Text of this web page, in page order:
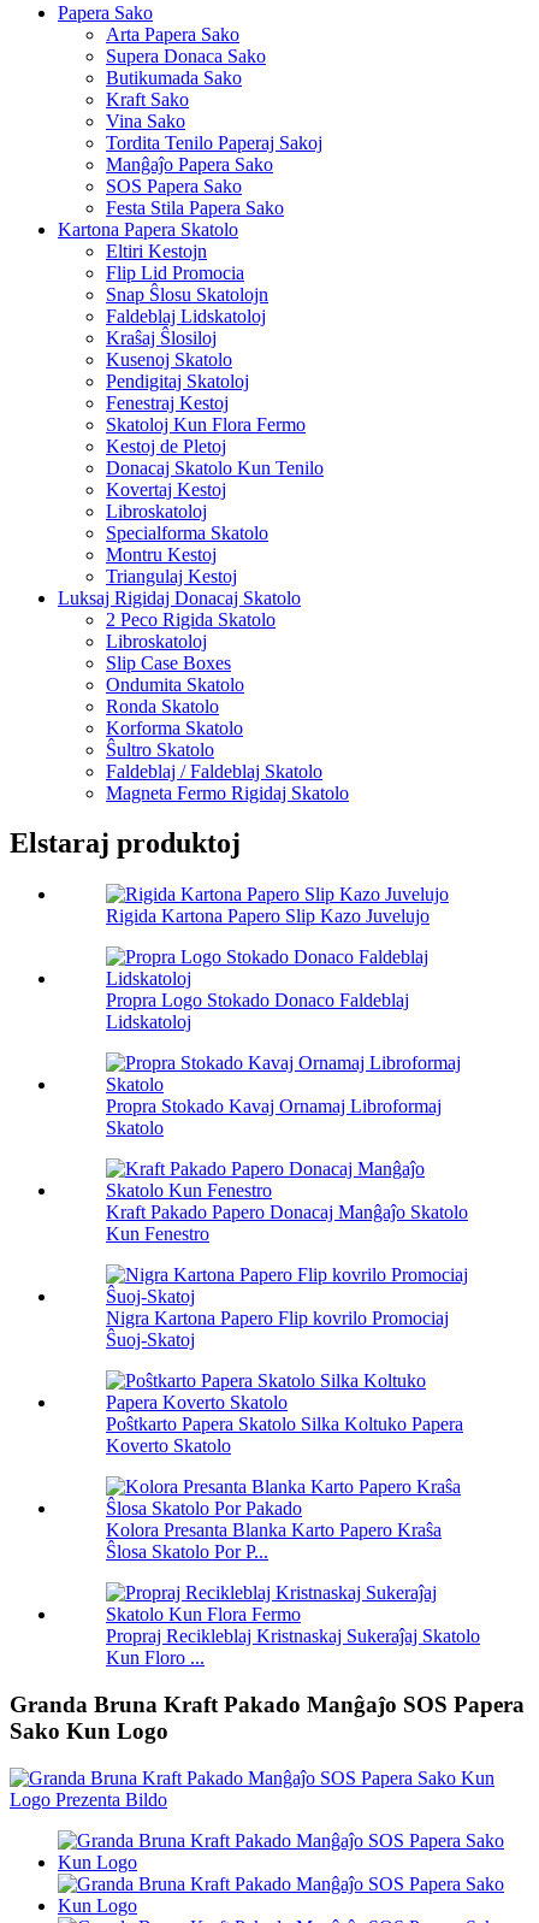
Papera Sako
Arta Papera Sako
Supera Donaca Sako
Butikumada Sako
Kraft Sako
Vina Sako
Tordita Tenilo Paperaj Sakoj
Manĝaĵo Papera Sako
SOS Papera Sako
Festa Stila Papera Sako
Kartona Papera Skatolo
Eltiri Kestojn
Flip Lid Promocia
Snap Ŝlosu Skatolojn
Faldeblaj Lidskatoloj
Kraŝaj Ŝlosiloj
Kusenoj Skatolo
Pendigitaj Skatoloj
Fenestraj Kestoj
Skatoloj Kun Flora Fermo
Kestoj de Pletoj
Donacaj Skatolo Kun Tenilo
Kovertaj Kestoj
Libroskatoloj
Specialforma Skatolo
Montru Kestoj
Triangulaj Kestoj
Luksaj Rigidaj Donacaj Skatolo
2 Peco Rigida Skatolo
Libroskatoloj
Slip Case Boxes
Ondumita Skatolo
Ronda Skatolo
Korforma Skatolo
Ŝultro Skatolo
Faldeblaj / Faldeblaj Skatolo
Magneta Fermo Rigidaj Skatolo
Elstaraj produktoj
Rigida Kartona Papero Slip Kazo Juvelujo
Propra Logo Stokado Donaco Faldeblaj
Lidskatoloj
Propra Stokado Kavaj Ornamaj Libroformaj
Skatolo
Kraft Pakado Papero Donacaj Manĝaĵo Skatolo
Kun Fenestro
Nigra Kartona Papero Flip kovrilo Promociaj
Ŝuoj-Skatoj
Poŝtkarto Papera Skatolo Silka Koltuko Papera
Koverto Skatolo
Kolora Presanta Blanka Karto Papero Kraŝa
Ŝlosa Skatolo Por P...
Propraj Recikleblaj Kristnaskaj Sukeraĵaj Skatolo
Kun Floro ...
Granda Bruna Kraft Pakado Manĝaĵo SOS Papera
Sako Kun Logo